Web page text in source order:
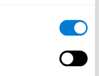
إسقاط رسومي توجيهي